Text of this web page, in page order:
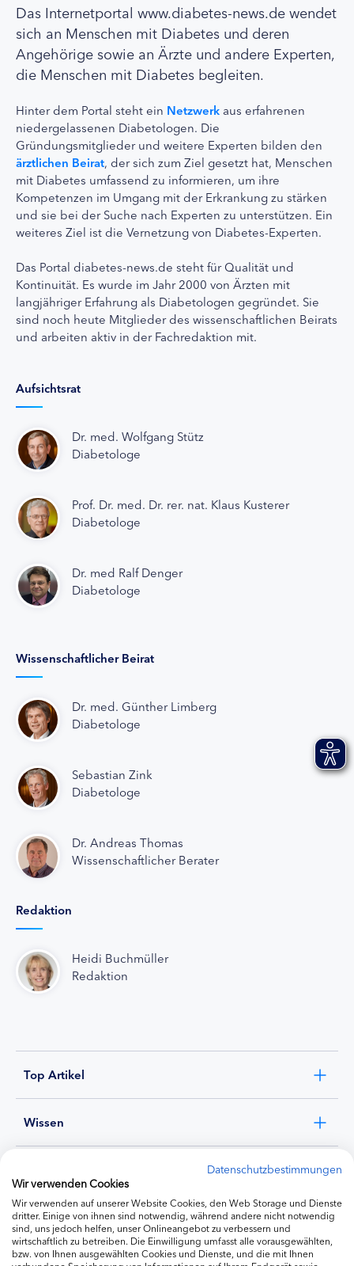
Das Internetportal www.diabetes-news.de wendet
sich an Menschen mit Diabetes und deren
Angehörige sowie an Ärzte und andere Experten,
die Menschen mit Diabetes begleiten.
Hinter dem Portal steht ein Netzwerk aus erfahrenen
niedergelassenen Diabetologen. Die
Gründungsmitglieder und weitere Experten bilden den
ärztlichen Beirat, der sich zum Ziel gesetzt hat, Menschen
mit Diabetes umfassend zu informieren, um ihre
Kompetenzen im Umgang mit der Erkrankung zu stärken
und sie bei der Suche nach Experten zu unterstützen. Ein
weiteres Ziel ist die Vernetzung von Diabetes-Experten.
Das Portal diabetes-news.de steht für Qualität und
Kontinuität. Es wurde im Jahr 2000 von Ärzten mit
langjähriger Erfahrung als Diabetologen gegründet. Sie
sind noch heute Mitglieder des wissenschaftlichen Beirats
und arbeiten aktiv in der Fachredaktion mit.
Aufsichtsrat
Dr. med. Wolfgang Stütz
Diabetologe
Prof. Dr. med. Dr. rer. nat. Klaus Kusterer
Diabetologe
Dr. med Ralf Denger
Diabetologe
Wissenschaftlicher Beirat
Dr. med. Günther Limberg
Diabetologe
Sebastian Zink
Diabetologe
Dr. Andreas Thomas
Wissenschaftlicher Berater
Redaktion
Heidi Buchmüller
Redaktion
Top Artikel
Wissen
Ernährung
Datenschutzbestimmungen
Wir verwenden Cookies
Wir verwenden auf unserer Website Cookies, den Web Storage und Dienste
dritter. Einige von ihnen sind notwendig, während andere nicht notwendig
sind, uns jedoch helfen, unser Onlineangebot zu verbessern und
wirtschaftlich zu betreiben. Die Einwilligung umfasst alle vorausgewählten,
bzw. von Ihnen ausgewählten Cookies und Dienste, und die mit Ihnen